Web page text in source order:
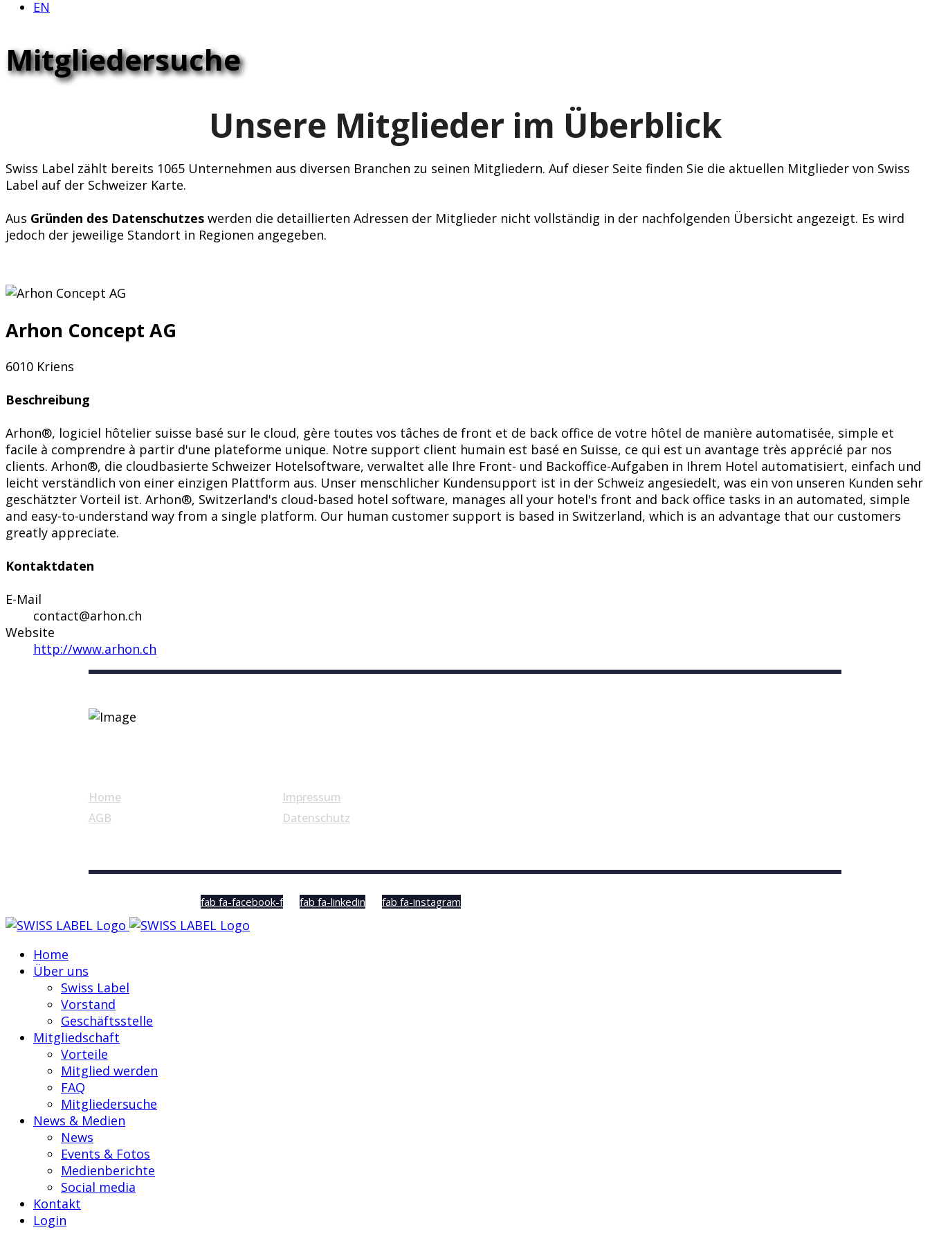
EN
Mitgliedersuche
Unsere Mitglieder im Überblick
Swiss Label zählt bereits 1065 Unternehmen aus diversen Branchen zu seinen Mitgliedern. Auf dieser Seite finden Sie die aktuellen Mitglieder von Swiss
Label auf der Schweizer Karte.
Aus Gründen des Datenschutzes werden die detaillierten Adressen der Mitglieder nicht vollständig in der nachfolgenden Übersicht angezeigt. Es wird
jedoch der jeweilige Standort in Regionen angegeben.
Arhon Concept AG
6010 Kriens
Beschreibung
Arhon®, logiciel hôtelier suisse basé sur le cloud, gère toutes vos tâches de front et de back office de votre hôtel de manière automatisée, simple et
facile à comprendre à partir d'une plateforme unique. Notre support client humain est basé en Suisse, ce qui est un avantage très apprécié par nos
clients. Arhon®, die cloudbasierte Schweizer Hotelsoftware, verwaltet alle Ihre Front- und Backoffice-Aufgaben in Ihrem Hotel automatisiert, einfach und
leicht verständlich von einer einzigen Plattform aus. Unser menschlicher Kundensupport ist in der Schweiz angesiedelt, was ein von unseren Kunden sehr
geschätzter Vorteil ist. Arhon®, Switzerland's cloud-based hotel software, manages all your hotel's front and back office tasks in an automated, simple
and easy-to-understand way from a single platform. Our human customer support is based in Switzerland, which is an advantage that our customers
greatly appreciate.
Kontaktdaten
E-Mail
contact@arhon.ch
Website
http://www.arhon.ch
Home
AGB
Impressum
Datenschutz
fab fa-facebook-f fab fa-linkedin fab fa-instagram
Home
Über uns
Swiss Label
Vorstand
Geschäftsstelle
Mitgliedschaft
Vorteile
Mitglied werden
FAQ
Mitgliedersuche
News & Medien
News
Events & Fotos
Medienberichte
Social media
Kontakt
Login